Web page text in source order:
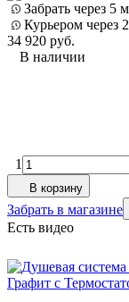
Забрать через 5
Курьером через
34 920 руб.
В наличии
1
В корзину
Забрать в магазине
Есть видео